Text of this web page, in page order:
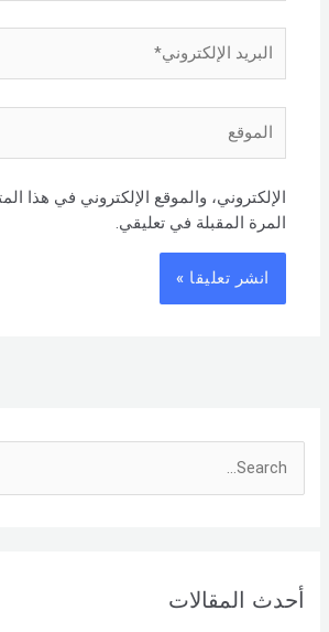
الإلكتروني*
الإلكتروني، والموقع الإلكتروني في هذا
المرة المقبلة في تعليقي.
cأحدث المقالات